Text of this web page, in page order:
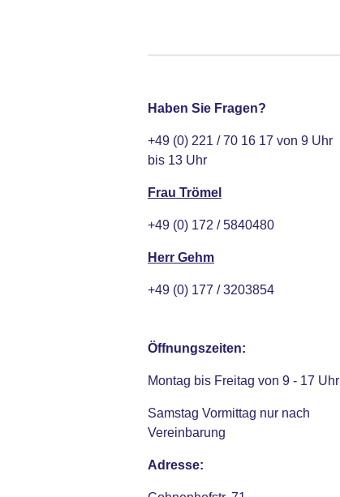
Haben Sie Fragen?
+49 (0) 221 / 70 16 17 von 9 Uhr
bis 13 Uhr
Frau Trömel
+49 (0) 172 / 5840480
Herr Gehm
+49 (0) 177 / 3203854
Öffnungszeiten:
Montag bis Freitag von 9 - 17 Uhr
Samstag Vormittag nur nach
Vereinbarung
Adresse: